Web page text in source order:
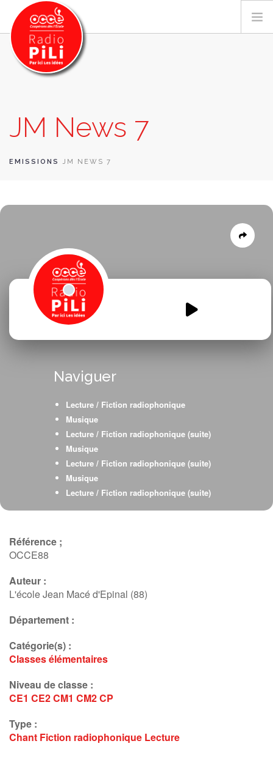
GRILLE DES PROGRAMMES
EMISSIONS / PODCASTS
CONTACT
JM News 7
EMISSIONS JM NEWS 7
Melodiworld-bis.mp3
Naviguer
Lecture / Fiction radiophonique
Musique
Lecture / Fiction radiophonique (suite)
Musique
Lecture / Fiction radiophonique (suite)
Musique
Lecture / Fiction radiophonique (suite)
Référence ;
OCCE88
Auteur :
L'école Jean Macé d'Epinal (88)
Département :
Catégorie(s) :
Classes élémentaires
Niveau de classe :
CE1 CE2CM1 CM2CP
Type :
Chant Fiction radiophonique Lecture